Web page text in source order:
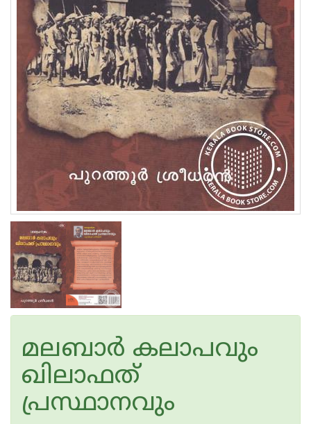
മലബാര്‍ കലാപവും
ഖിലാഫത്
പ്രസ്ഥാനവും